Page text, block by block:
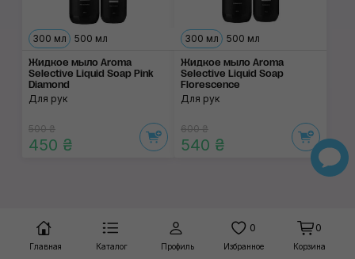
300 мл 500 мл
Жидкое мыло Aroma
Selective Liquid Soap Pink
Diamond
Для рук
500 ₴
450 ₴
300 мл 500 мл
Жидкое мыло Aroma
Selective Liquid Soap
Florescence
Для рук
600 ₴
540 ₴
Главная Каталог Профиль
0
Избранное
0
Корзина